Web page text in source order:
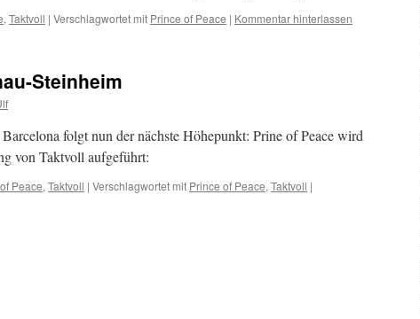
, Taktvoll | Verschlagwortet mit Prince of Peace | Kommentar hinterlassen
Steinheim
folgt nun der nächste Höhepunkt: Prine of Peace wird
von Taktvoll aufgeführt:
Peace, Taktvoll | Verschlagwortet mit Prince of Peace, Taktvoll |